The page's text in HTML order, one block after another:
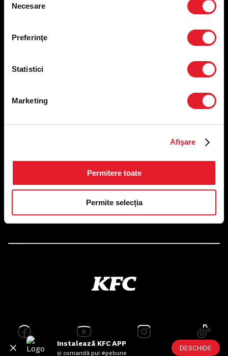
consimțământului
Necesare
Preferinţe
Statistici
Marketing
Afişare
Permitere toate
Permite selecția
Instalează KFC APP
și comandă pui #pebune
DESCHIDE
Politica de confidențialitate
ANPC
RO6645790, J40/24660/1994, Rev. Caen (2) 5610 -
Puncte de lucru